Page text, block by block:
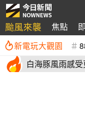
颱風來襲 焦點
新電玩大觀園
白海豚風雨感